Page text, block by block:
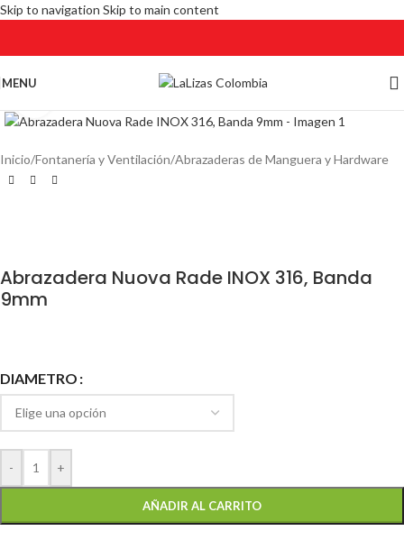
Skip to navigation Skip to main content
MENU
Inicio/Fontanería y Ventilación/Abrazaderas de Manguera y Hardware
Abrazadera Nuova Rade INOX 316, Banda
9mm
DIAMETRO
- +
AÑADIR AL CARRITO